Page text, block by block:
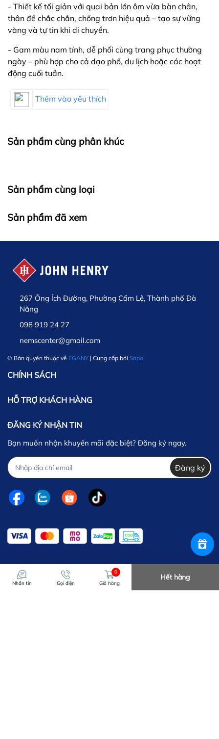
- Thiết kế tối giản với quai bản lớn ôm vừa bàn chân,
thân đế chắc chắn, chống trơn hiệu quả – tạo sự vững
vàng và tự tin khi di chuyển.
- Gam màu nam tính, dễ phối cùng trang phục thường
ngày – phù hợp cho cả dạo phố, du lịch hoặc các hoạt
động cuối tuần.
Thêm vào yêu thích
Sản phẩm cùng phân khúc
Sản phẩm cùng loại
Sản phẩm đã xem
267 Ông Ích Đường, Phường Cẩm Lệ, Thành phố Đà
Nẵng
098 919 24 27
nemscenter@gmail.com
© Bản quyền thuộc về EGANY | Cung cấp bởi Sapo
CHÍNH SÁCH
HỖ TRỢ KHÁCH HÀNG
ĐĂNG KÝ NHẬN TIN
Bạn muốn nhận khuyến mãi đặc biệt? Đăng ký ngay.
Đăng ký
Nhắn tin Gọi điện
0
Giỏ hàng
Hết hàng